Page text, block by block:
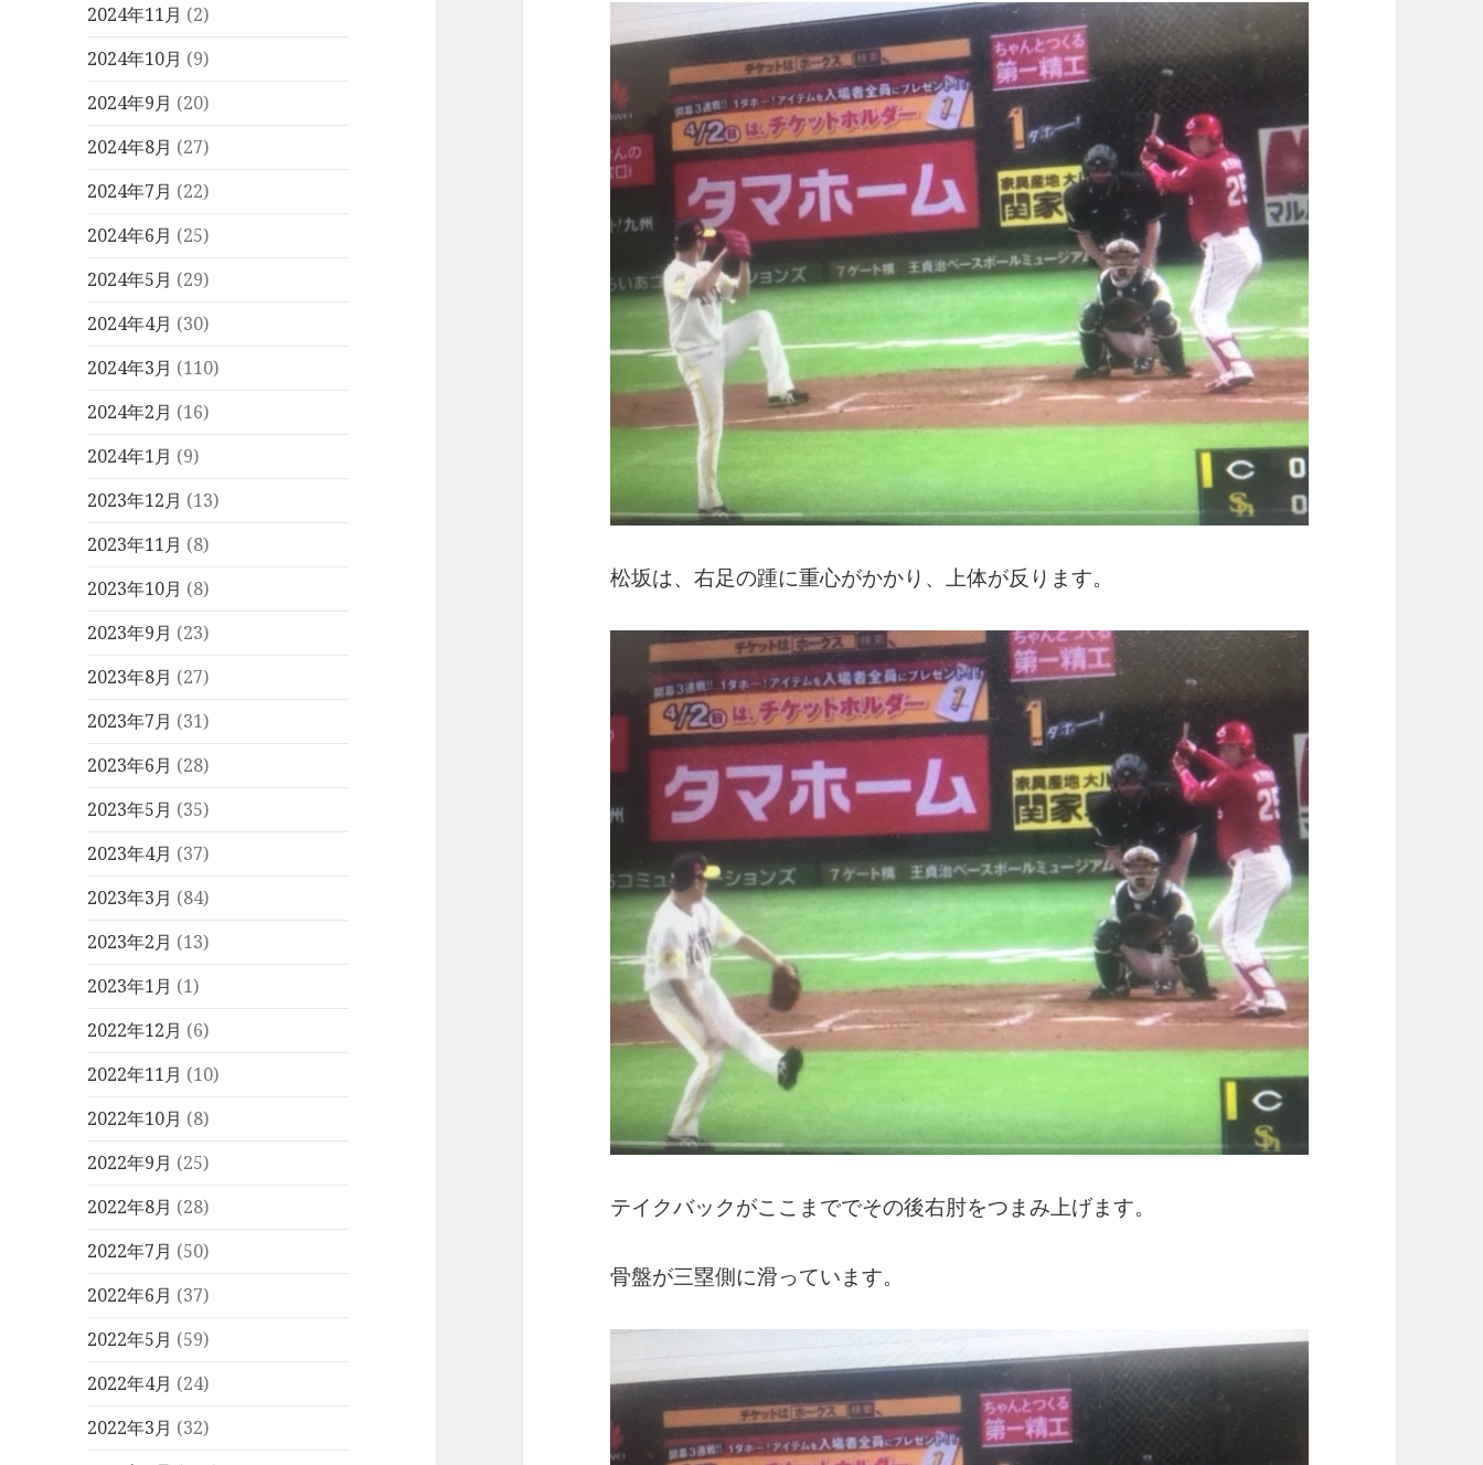
2024年11月 (2)
2024年10月 (9)
2024年9月 (20)
2024年8月 (27)
2024年7月 (22)
2024年6月 (25)
2024年5月 (29)
2024年4月 (30)
2024年3月 (110)
2024年2月 (16)
2024年1月 (9)
2023年12月 (13)
2023年11月 (8)
2023年10月 (8)
2023年9月 (23)
2023年8月 (27)
2023年7月 (31)
2023年6月 (28)
2023年5月 (35)
2023年4月 (37)
2023年3月 (84)
2023年2月 (13)
2023年1月 (1)
2022年12月 (6)
2022年11月 (10)
2022年10月 (8)
2022年9月 (25)
2022年8月 (28)
2022年7月 (50)
2022年6月 (37)
2022年5月 (59)
2022年4月 (24)
2022年3月 (32)
松坂は、右足の踵に重心がかかり、上体が反ります。
テイクバックがここまででその後右肘をつまみ上げます。
骨盤が三塁側に滑っています。